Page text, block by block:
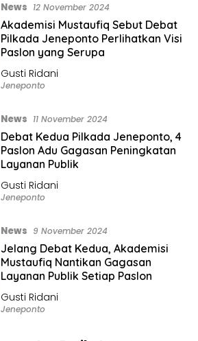
News 12 November 2024
Akademisi Mustaufiq Sebut Debat
Pilkada Jeneponto Perlihatkan Visi
Paslon yang Serupa
Gusti Ridani
Jeneponto
News 11 November 2024
Debat Kedua Pilkada Jeneponto, 4
Paslon Adu Gagasan Peningkatan
Layanan Publik
Gusti Ridani
Jeneponto
News 9 November 2024
Jelang Debat Kedua, Akademisi
Mustaufiq Nantikan Gagasan
Layanan Publik Setiap Paslon
Gusti Ridani
Jeneponto